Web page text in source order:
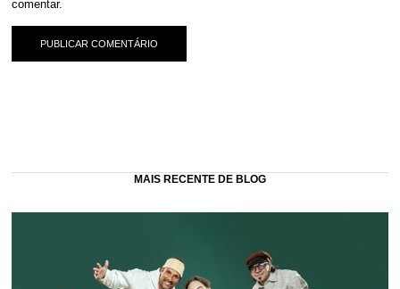
comentar.
MAIS RECENTE DE BLOG